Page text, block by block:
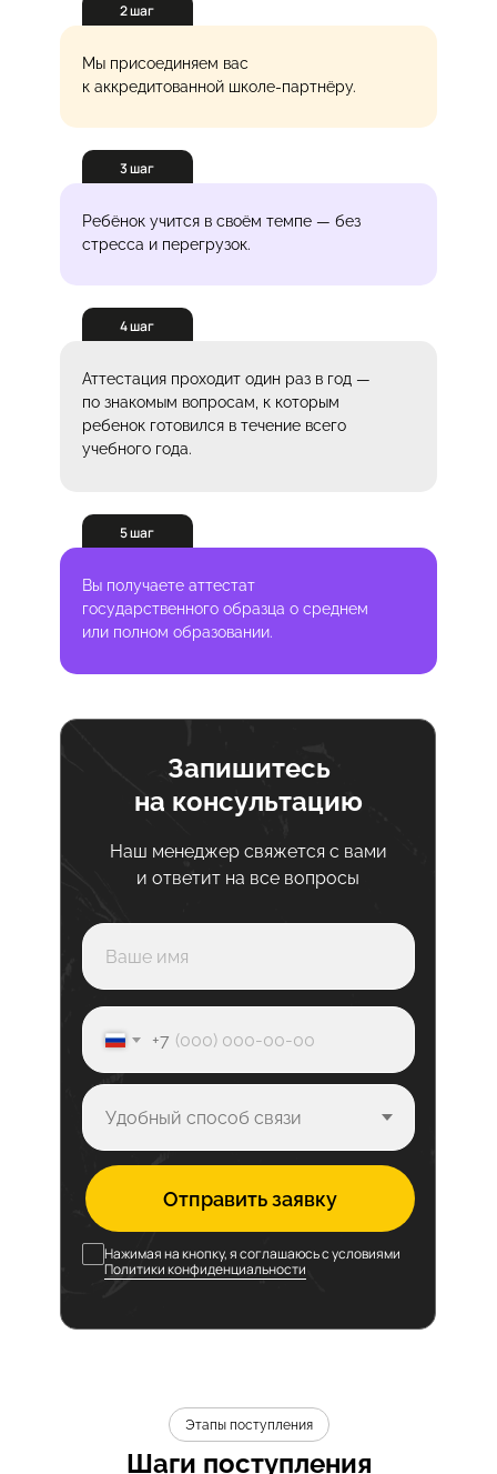
Ребёнок учится в своём темпе — без
стресса и перегрузок.
3 шаг
Аттестация проходит один раз в год —
по знакомым вопросам, к которым
ребенок готовился в течение всего
учебного года.
4 шаг
Вы получаете аттестат
государственного образца о среднем
или полном образовании.
5 шаг
2 шаг
Мы присоединяем вас
к аккредитованной школе-партнёру.
Запишитесь
на консультацию
Наш менеджер свяжется с вами
и ответит на все вопросы
+7
Отправить заявку
Нажимая на кнопку, я соглашаюсь с условиями
Политики конфиденциальности
Шаги поступления
Этапы поступления